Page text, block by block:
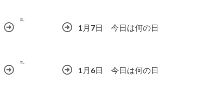
1月7日 今日は何の日
1月6日 今日は何の日